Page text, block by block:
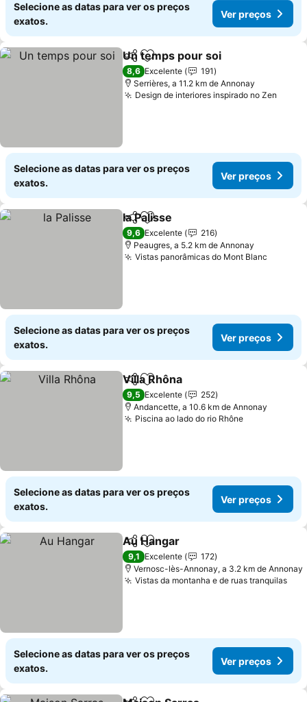
Selecione as datas para ver os preços
exatos.
Ver preços
PartilharAdicionar aos favoritos
Un temps pour soi
8,6 Excelente
191
Serrières, a 11.2 km de Annonay
Design de interiores inspirado no Zen
Selecione as datas para ver os preços
exatos.
Ver preços
PartilharAdicionar aos favoritos
la Palisse
9,6 Excelente
216
Peaugres, a 5.2 km de Annonay
Vistas panorâmicas do Mont Blanc
Selecione as datas para ver os preços
exatos.
Ver preços
PartilharAdicionar aos favoritos
Villa Rhôna
9,5 Excelente
252
Andancette, a 10.6 km de Annonay
Piscina ao lado do rio RhôneVer preços
Selecione as datas para ver os preços
exatos.
Ver preços
PartilharAdicionar aos favoritos
Au Hangar
9,1 Excelente
172
Vernosc-lès-Annonay, a 3.2 km de Annonay
Vistas da montanha e de ruas tranquilas
Selecione as datas para ver os preços
exatos.
Ver preços